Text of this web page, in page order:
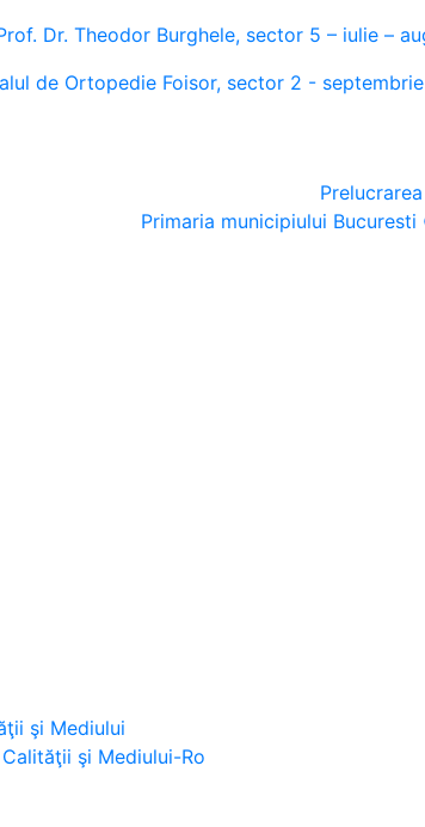
Dr. Theodor Burghele, sector 5 – iulie –
de Ortopedie Foisor, sector 2 -
Primaria municipiului
şi Mediului
şi Mediului-Ro